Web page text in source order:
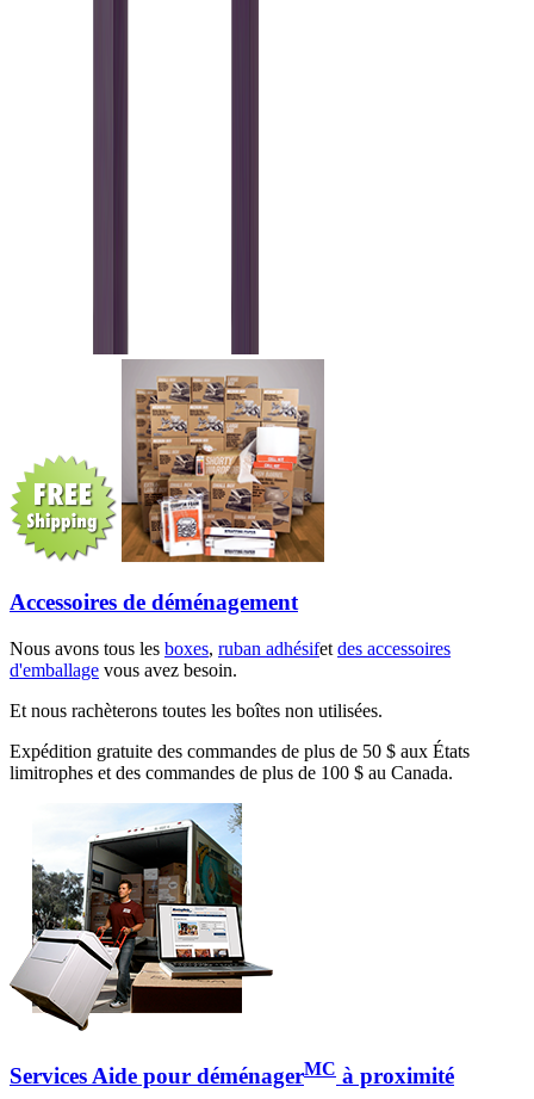
Accessoires de déménagement
Nous avons tous les boxes, ruban adhésifet des accessoires
d'emballage vous avez besoin.
Et nous rachèterons toutes les boîtes non utilisées.
Expédition gratuite des commandes de plus de 50 $ aux États
limitrophes et des commandes de plus de 100 $ au Canada.
Services Aide pour déménagerMC à proximité